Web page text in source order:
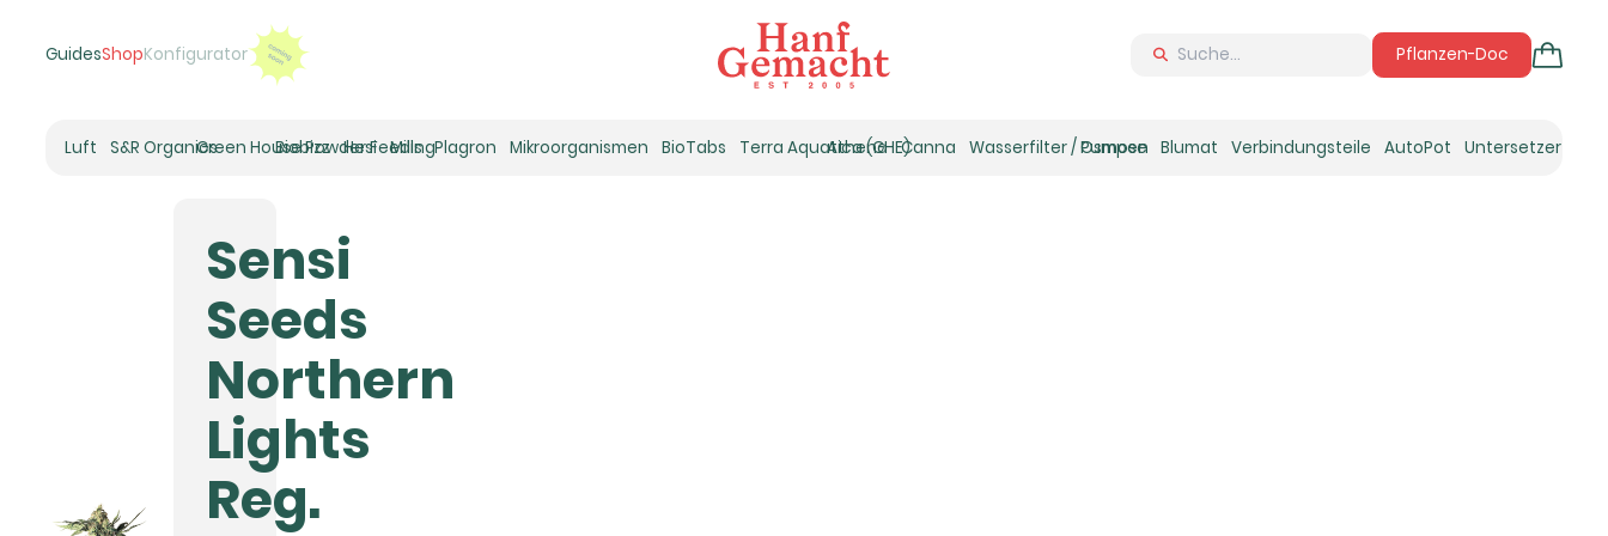
GuidesShopKonfigurator Pflanzen-Doc
Luft
Umluft-Ventilatoren
Rohrventilatoren
Luftentfeuchter
S&R OrganicsGreen House Powder Feeding
Biobizz Hesi Mills Plagron Mikroorganismen BioTabs Terra Aquatica (GHE)
Athena Canna Wasserfilter / Osmose
Pumpen Blumat Verbindungsteile AutoPot Untersetzer
Sensi
Seeds
Northern
Lights
Reg.